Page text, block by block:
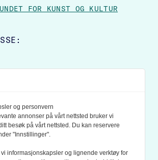
FOR KUNST OG KULTUR
GRØNLAND
POLICY
og personvern
annonser på vårt nettsted bruker vi
besøk på vårt nettsted. Du kan reservere
"Innstillinger".
vi informasjonskapsler og lignende verktøy for